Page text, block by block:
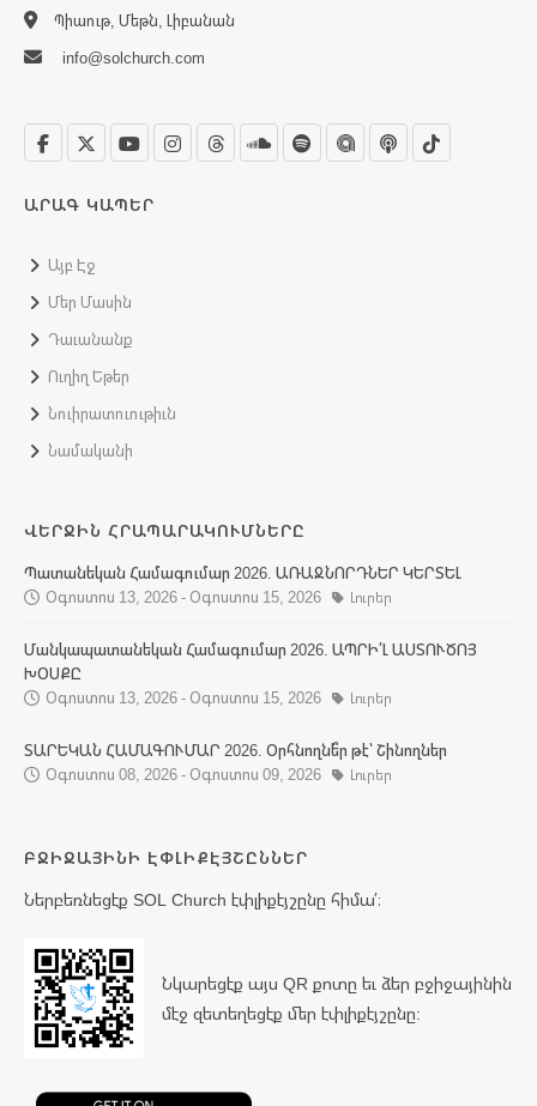
Պիաութ, Մեթն, Լիբանան
info@solchurch.com
ԱՐԱԳ ԿԱՊԵՐ
Այբ Էջ
Մեր Մասին
Դաւանանք
Ուղիղ Եթեր
Նուիրատուութիւն
Նամականի
ՎԵՐՋԻՆ ՀՐԱՊԱՐԱԿՈՒՄՆԵՐԸ
Պատանեկան Համագումար 2026. ԱՌԱՋՆՈՐԴՆԵՐ ԿԵՐՏԵԼ
Օգոստոս 13, 2026 - Օգոստոս 15, 2026
Լուրեր
Մանկապատանեկան Համագումար 2026. ԱՊՐԻ՛Լ ԱՍՏՈՒԾՈՅ
ԽՕՍՔԸ
Օգոստոս 13, 2026 - Օգոստոս 15, 2026
Լուրեր
ՏԱՐԵԿԱՆ ՀԱՄԱԳՈՒՄԱՐ 2026. Օրհնողնե՞ր թէ՝ Շինողներ
Օգոստոս 08, 2026 - Օգոստոս 09, 2026
Լուրեր
ԲՋԻՋԱՅԻՆԻ ԷՓԼԻՔԷՅՇԸՆՆԵՐ
Ներբեռնեցէք SOL Church էփլիքէյշընը հիմա՛։
Նկարեցէք այս QR քոտը եւ ձեր բջիջայինին
մէջ զետեղեցէք մեր էփլիքէյշընը: